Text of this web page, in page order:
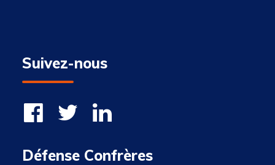
Suivez-nous
Défense Confrères